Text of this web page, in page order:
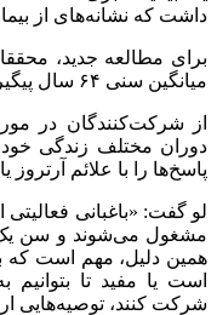
داشت که نشانه‌های از
میانگین سنی ۶۴ سال پیگیری کردند.
از شرکت‌کنندگان در
دوران مختلف زندگی
پاسخ‌ها را با علائم آرتروز
لو گفت: «باغبانی
مشغول می‌شوند و سن
همین دلیل، مهم است که
است یا مفید تا
شرکت کنند، توصیه‌هایی